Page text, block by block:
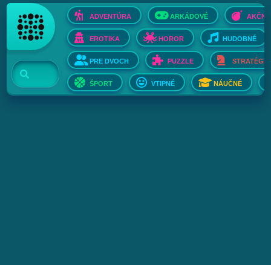
ADVENTÚRA ARKÁDOVÉ AKČNÉ
EROTIKA HOROR HUDOBNÉ
PRE DVOCH PUZZLE STRATÉGIE
ŠPORT VTIPNÉ NÁUČNÉ